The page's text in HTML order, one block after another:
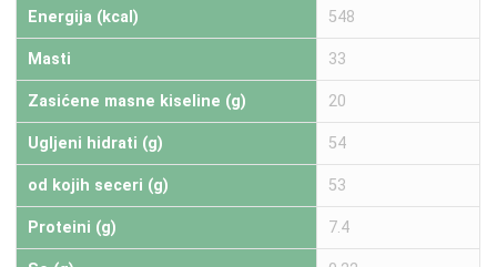
Energija (kcal) 548
Masti 33
Zasićene masne kiseline (g) 20
Ugljeni hidrati (g) 54
od kojih seceri (g) 53
Proteini (g) 7.4